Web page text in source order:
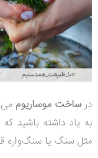
درساخت موساریوم
به یاد داشته باشید
مثل سنگ یا سنگ‌واره